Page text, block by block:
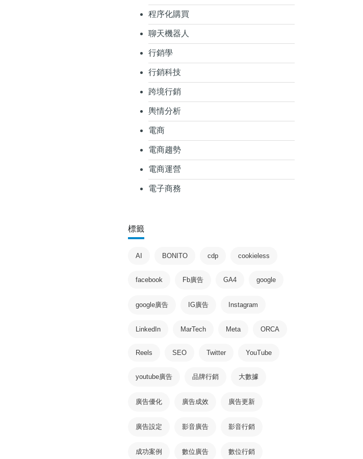
程序化購買
聊天機器人
行銷學
行銷科技
跨境行銷
輿情分析
電商
電商趨勢
電商運營
電子商務
標籤
AI BONITO cdp cookieless
facebook Fb廣告 GA4 google
google廣告 IG廣告 Instagram
LinkedIn MarTech Meta ORCA
Reels SEO Twitter YouTube
youtube廣告 品牌行銷 大數據
廣告優化 廣告成效 廣告更新
廣告設定 影音廣告 影音行銷
成功案例 數位廣告 數位行銷